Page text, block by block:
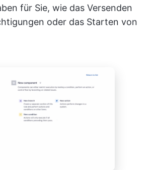
für Sie, wie das Versenden
oder das Starten von